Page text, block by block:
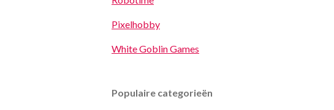
Pixelhobby
White Goblin Games
Populaire categorieën